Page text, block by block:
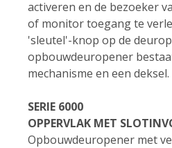
activeren en de bezoeker
of monitor toegang te
'sleutel'-knop op de
opbouwdeuropener
mechanisme en een deksel.
SERIE 6000
OPPERVLAK MET
Opbouwdeuropener met